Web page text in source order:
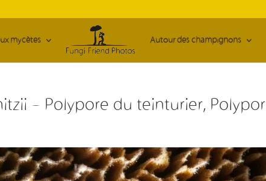
mycètes Autour des champignons
– Polypore du teinturier, Polypor